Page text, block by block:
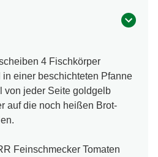
4 Fischkörper
einer beschichteten Pfanne
von jeder Seite goldgelb
auf die noch heißen Brot-
Feinschmecker Tomaten